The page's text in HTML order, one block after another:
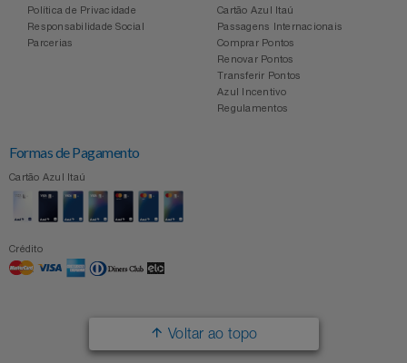
Política de Privacidade
Responsabilidade Social
Parcerias
Cartão Azul Itaú
Passagens Internacionais
Comprar Pontos
Renovar Pontos
Transferir Pontos
Azul Incentivo
Regulamentos
Formas de Pagamento
Cartão Azul Itaú
Crédito
Voltar ao topo